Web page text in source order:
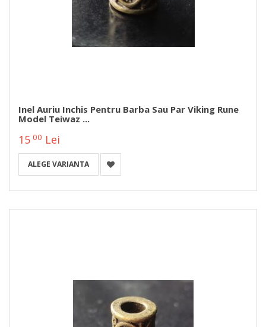
Inel Auriu Inchis Pentru Barba Sau Par Viking Rune
Model Teiwaz ...
15 00 Lei
ALEGE VARIANTA